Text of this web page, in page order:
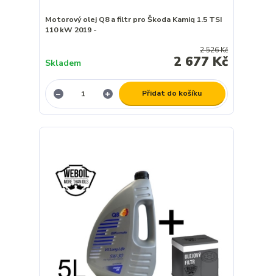
Motorový olej Q8 a filtr pro Škoda Kamiq 1.5 TSI
110 kW 2019 -
2 526 Kč
2 677 Kč
Skladem
Přidat do košíku